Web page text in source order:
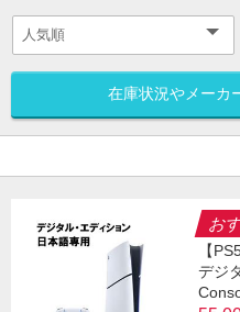
在庫状況やメーカ
お
【
デジ